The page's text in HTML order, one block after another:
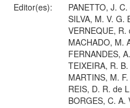
Editor(es):
PANETTO, J.
SILVA, M. V. G.
VERNEQUE, R.
MACHADO, M.
FERNANDES,
TEIXEIRA, R. B.
MARTINS, M. F.
REIS, D. R. de
BORGES, C. A.